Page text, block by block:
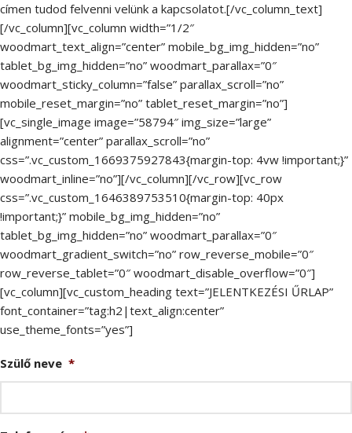
címen tudod felvenni velünk a kapcsolatot.[/vc_column_text]
[/vc_column][vc_column width=”1/2″
woodmart_text_align=”center” mobile_bg_img_hidden=”no”
tablet_bg_img_hidden=”no” woodmart_parallax=”0″
woodmart_sticky_column=”false” parallax_scroll=”no”
mobile_reset_margin=”no” tablet_reset_margin=”no”]
[vc_single_image image=”58794″ img_size=”large”
alignment=”center” parallax_scroll=”no”
css=”.vc_custom_1669375927843{margin-top: 4vw !important;}”
woodmart_inline=”no”][/vc_column][/vc_row][vc_row
css=”.vc_custom_1646389753510{margin-top: 40px
!important;}” mobile_bg_img_hidden=”no”
tablet_bg_img_hidden=”no” woodmart_parallax=”0″
woodmart_gradient_switch=”no” row_reverse_mobile=”0″
row_reverse_tablet=”0″ woodmart_disable_overflow=”0″]
[vc_column][vc_custom_heading text=”JELENTKEZÉSI ŰRLAP”
font_container=”tag:h2|text_align:center”
use_theme_fonts=”yes”]
Szülő neve *